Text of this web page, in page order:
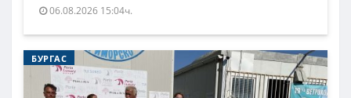
06.08.2026 15:04ч.
БУРГАС